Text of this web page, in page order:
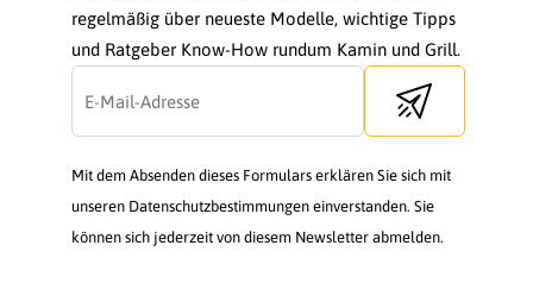
regelmäßig über neueste Modelle, wichtige Tipps
und Ratgeber Know-How rundum Kamin und Grill.
Send newsletter
Mit dem Absenden dieses Formulars erklären Sie sich mit
unseren Datenschutzbestimmungen einverstanden. Sie
können sich jederzeit von diesem Newsletter abmelden.